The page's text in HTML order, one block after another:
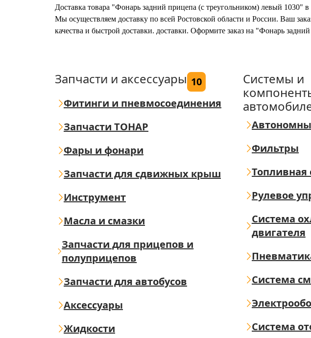
Доставка товара "Фонарь задний прицепа (с треугольником) левый 1030" в
Мы осуществляем доставку по всей Ростовской области и России. Ваш
качества и быстрой доставки. доставки. Оформите заказ на "Фонарь
Запчасти и аксессуары 10
Фитинги и пневмосоединения
Запчасти ТОНАР
Фары и фонари
Запчасти для сдвижных крыш
Инструмент
Масла и смазки
Запчасти для прицепов и
полуприцепов
Запчасти для автобусов
Аксессуары
Жидкости
Системы и
Фильтры
Топливная
Рулевое
Система
двигателя
Система
Система